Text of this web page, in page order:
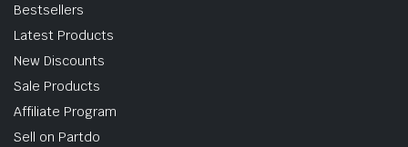
Bestsellers
Latest Products
New Discounts
Sale Products
Affiliate Program
Sell on Partdo